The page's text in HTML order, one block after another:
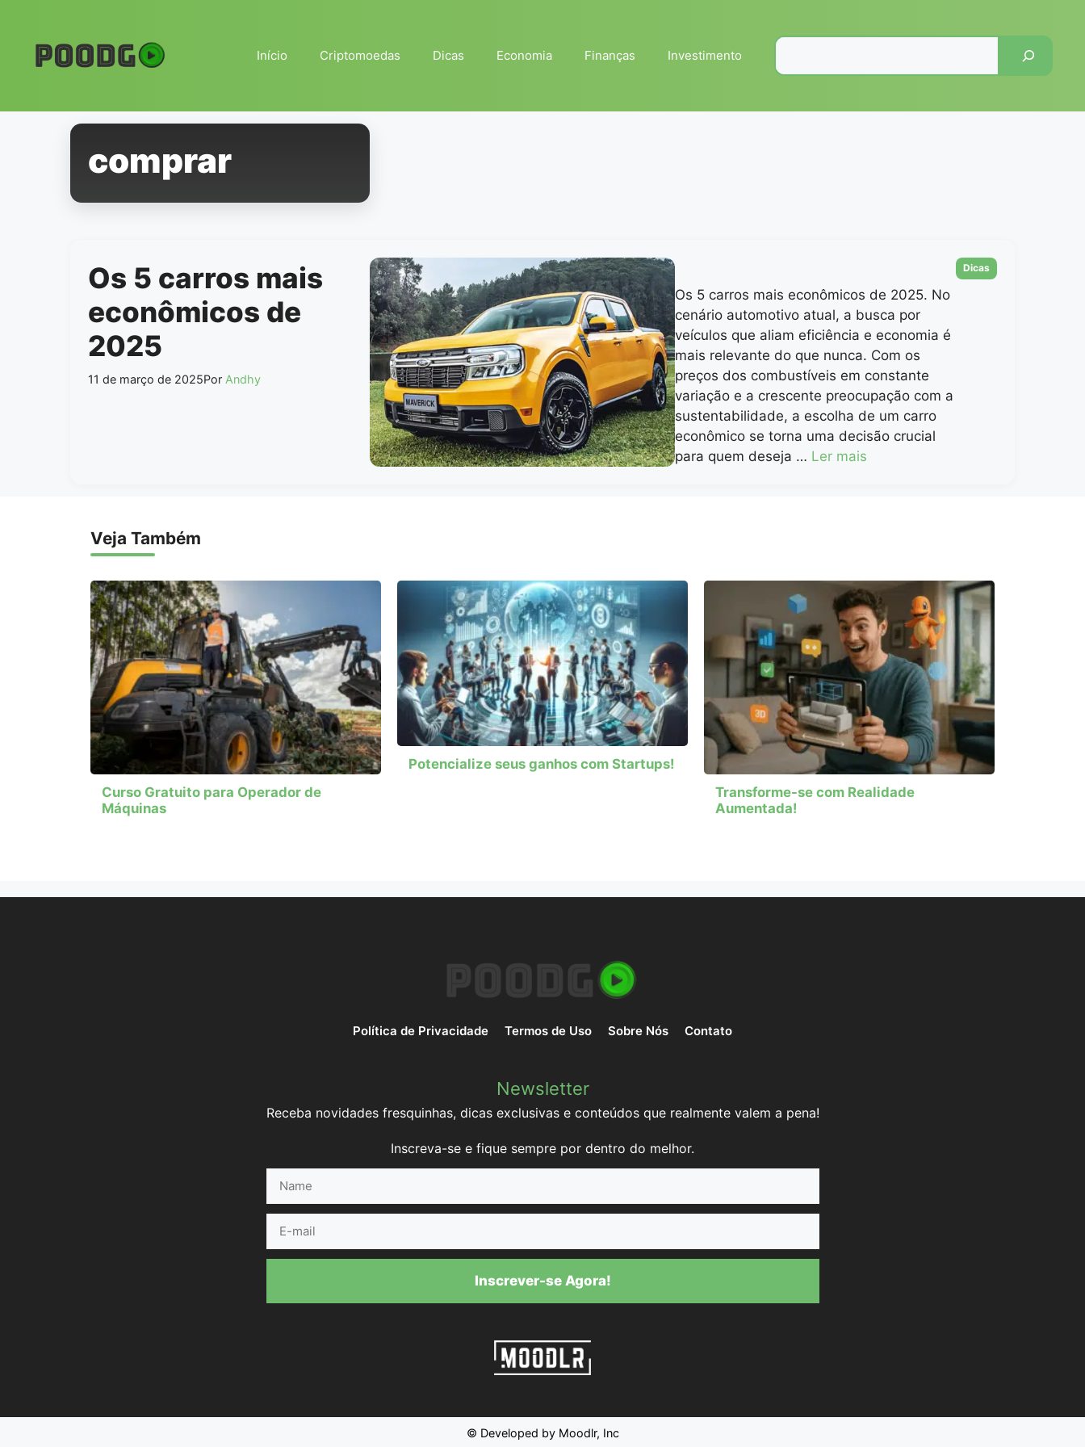
conteúdo
Início Criptomoedas Dicas Economia Finanças Investimento
comprar
Os 5 carros mais
econômicos de
2025
11 de março de 2025Por Andhy
Os 5 carros mais econômicos de 2025. No
cenário automotivo atual, a busca por
veículos que aliam eficiência e economia é
mais relevante do que nunca. Com os
preços dos combustíveis em constante
variação e a crescente preocupação com a
sustentabilidade, a escolha de um carro
econômico se torna uma decisão crucial
para quem deseja … Ler mais
Categorias
Dicas
Veja Também
Curso Gratuito para Operador de
Máquinas
Potencialize seus ganhos com Startups!
Transforme-se com Realidade
Aumentada!
Política de Privacidade Termos de Uso Sobre Nós Contato
Newsletter
Receba novidades fresquinhas, dicas exclusivas e conteúdos que realmente valem a pena!
Inscreva-se e fique sempre por dentro do melhor.
mail
Inscrever-se Agora!